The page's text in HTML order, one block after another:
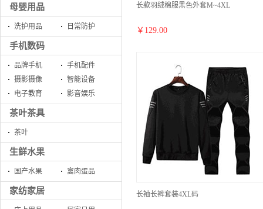
母婴用品
洗护用品 日常防护
手机数码
品牌手机
手机配件
摄影摄像
智能设备
电子教育
影音娱乐
茶叶茶具
茶叶
生鲜水果
国产水果 禽肉蛋品
家纺家居
长款羽绒棉服黑色外套M~4XL
￥ 129.00
长袖长裤套装4XL码